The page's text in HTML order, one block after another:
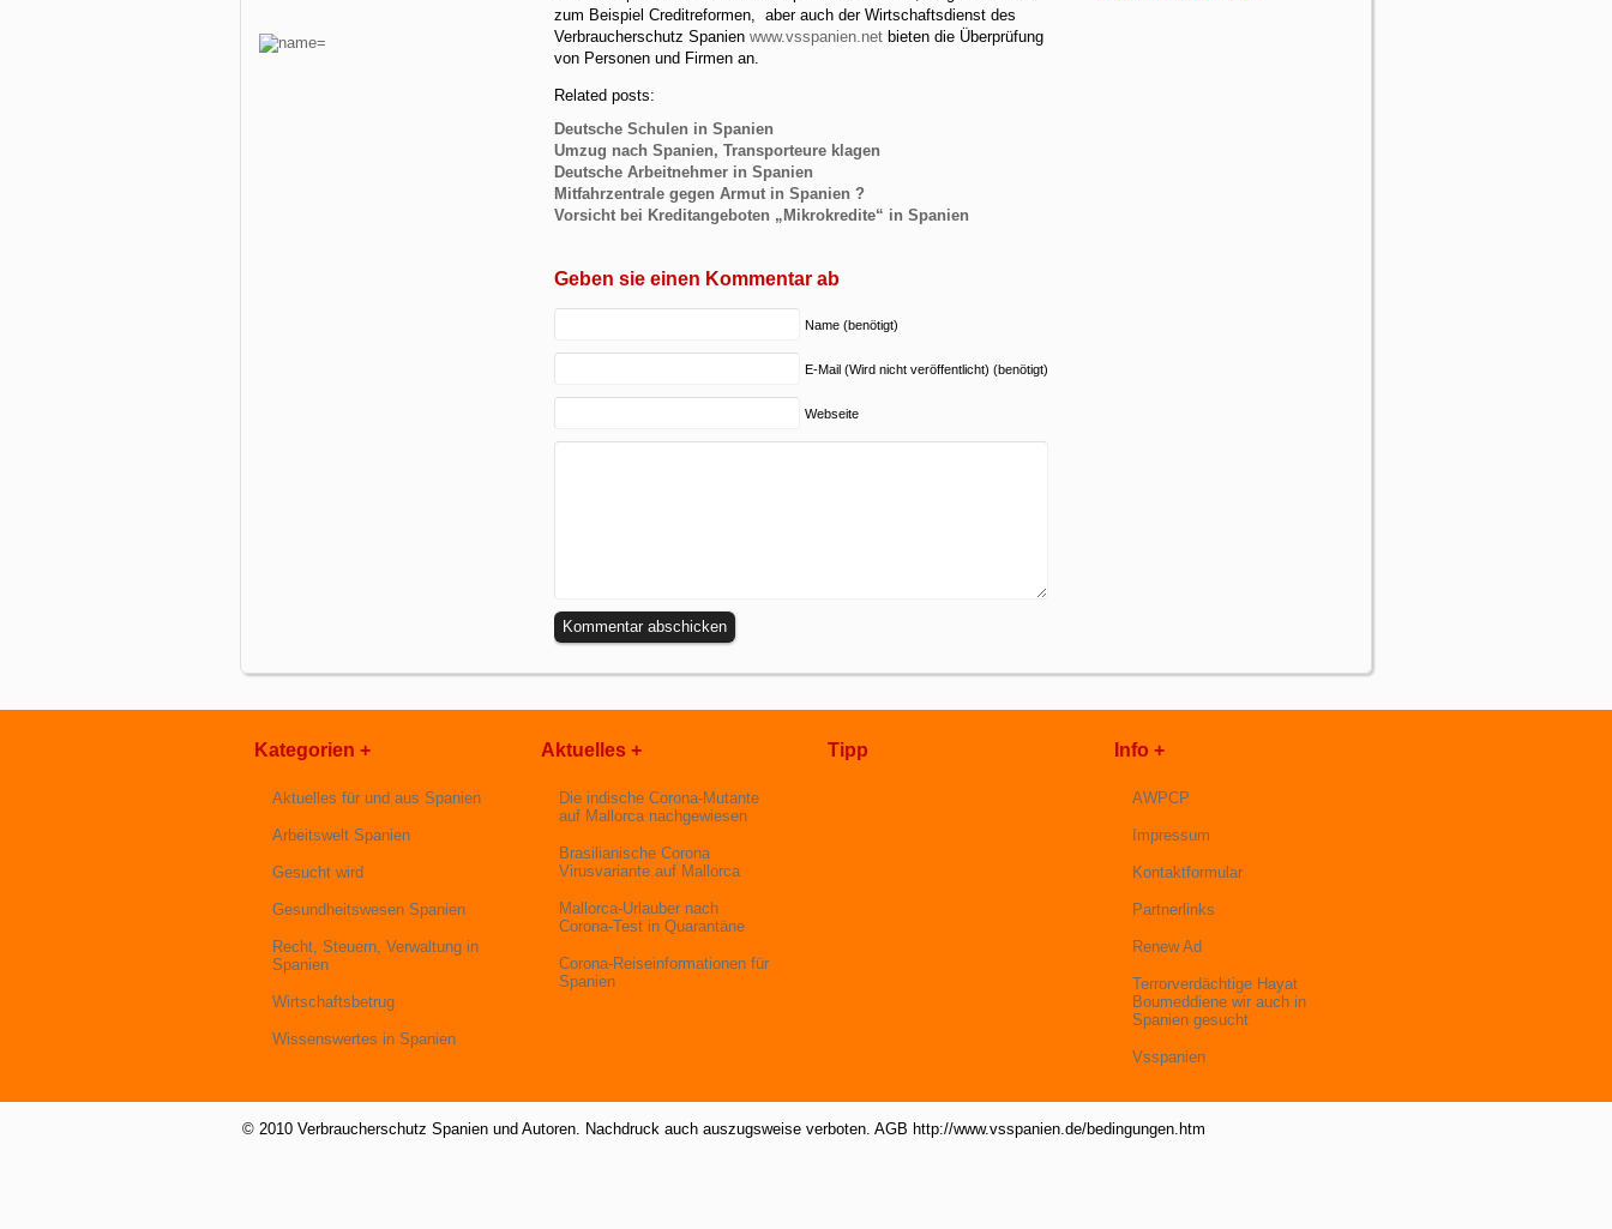
zum Beispiel Creditreformen, aber auch der Wirtschaftsdienst des
Verbraucherschutz Spanienwww.vsspanien.net bieten die Überprüfung
von Personen und Firmen an.
Related posts:
Deutsche Schulen in Spanien
Umzug nach Spanien, Transporteure klagen
Deutsche Arbeitnehmer in Spanien
Mitfahrzentrale gegen Armut in Spanien ?
Vorsicht bei Kreditangeboten „Mikrokredite“ in Spanien
Geben sie einen Kommentar ab
Name (benötigt)
E-Mail (Wird nicht veröffentlicht) (benötigt)
Webseite
Kategorien +
Aktuelles für und aus Spanien
Arbeitswelt Spanien
Gesucht wird
Gesundheitswesen Spanien
Recht, Steuern, Verwaltung in
Spanien
Wirtschaftsbetrug
Wissenswertes in Spanien
Aktuelles +
Die indische Corona-Mutante
auf Mallorca nachgewiesen
Brasilianische Corona
Virusvariante auf Mallorca
Mallorca-Urlauber nach
Corona-Test in Quarantäne
Corona-Reiseinformationen für
Spanien
Tipp Info +
AWPCP
Impressum
Kontaktformular
Partnerlinks
Renew Ad
Terrorverdächtige Hayat
Boumeddiene wir auch in
Spanien gesucht
Vsspanien
© 2010 Verbraucherschutz Spanien und Autoren. Nachdruck auch auszugsweise verboten. AGB http://www.vsspanien.de/bedingungen.htm